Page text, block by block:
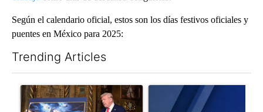
Según el calendario oficial, estos son los días festivos oficiales y
puentes en México para 2025:
Trending Articles
A trending article titled "Trump-class battleships could come
A trending article titled